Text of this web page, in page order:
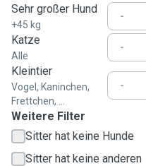
Sehr großer Hund
+45 kg
-
Katze
Alle
-
Kleintier
Vogel, Kaninchen,
Frettchen, ...
-
Weitere Filter
Sitter hat keine Hunde
Sitter hat keine anderen